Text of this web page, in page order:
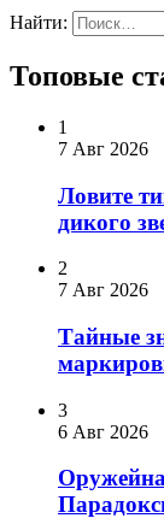
Найти:
Топовые
1
7 Авг 2026
Ловите
дикого
2
7 Авг 2026
Тайные
3
6 Авг 2026